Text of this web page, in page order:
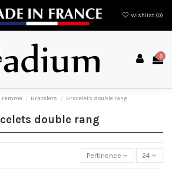
Wishlist (0)
0
Femme Bracelets Bracelets double rang
double rang
Pertinence 24